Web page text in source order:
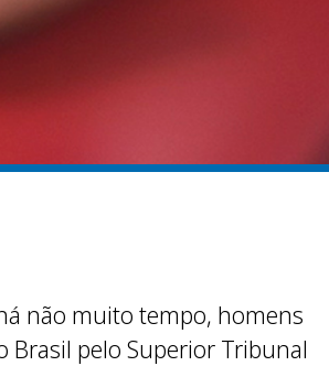
não muito tempo, homens
Brasil pelo Superior Tribunal